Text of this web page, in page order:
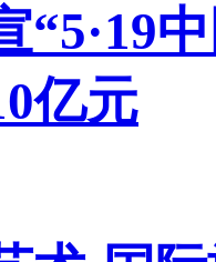
“5·19
亿元